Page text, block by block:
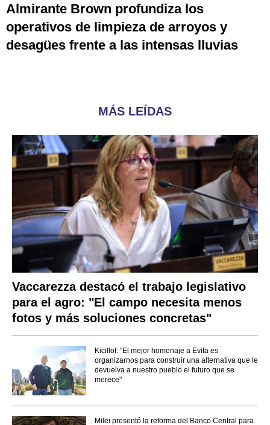
Almirante Brown profundiza los
operativos de limpieza de arroyos y
desagües frente a las intensas lluvias
MÁS LEÍDAS
Vaccarezza destacó el trabajo legislativo
para el agro: "El campo necesita menos
fotos y más soluciones concretas"
Kicillof: "El mejor homenaje a Evita es
organizarnos para construir una alternativa que le
devuelva a nuestro pueblo el futuro que se
merece"
Milei presentó la reforma del Banco Central para